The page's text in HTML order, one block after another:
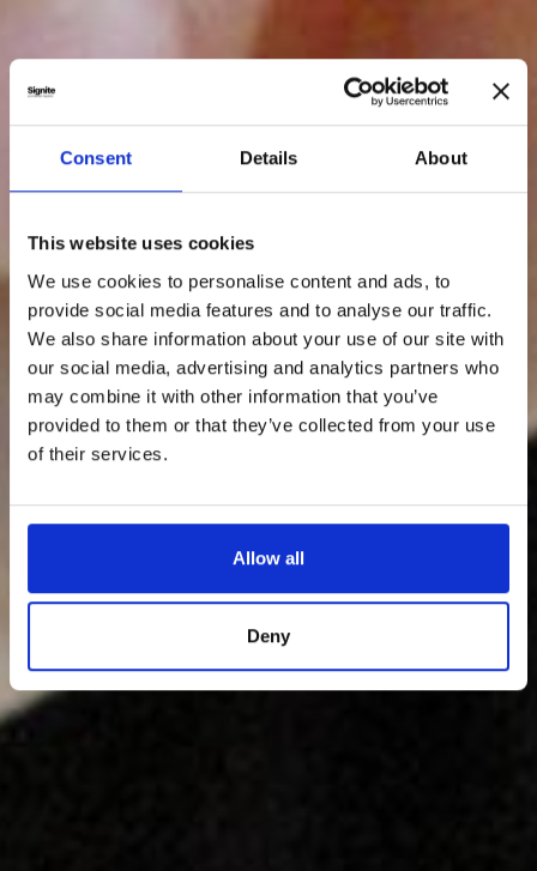
Consent Details About
This website uses cookies
We use cookies to personalise content and ads, to
provide social media features and to analyse our traffic.
We also share information about your use of our site with
our social media, advertising and analytics partners who
may combine it with other information that you’ve
provided to them or that they’ve collected from your use
of their services.
Allow all
Deny